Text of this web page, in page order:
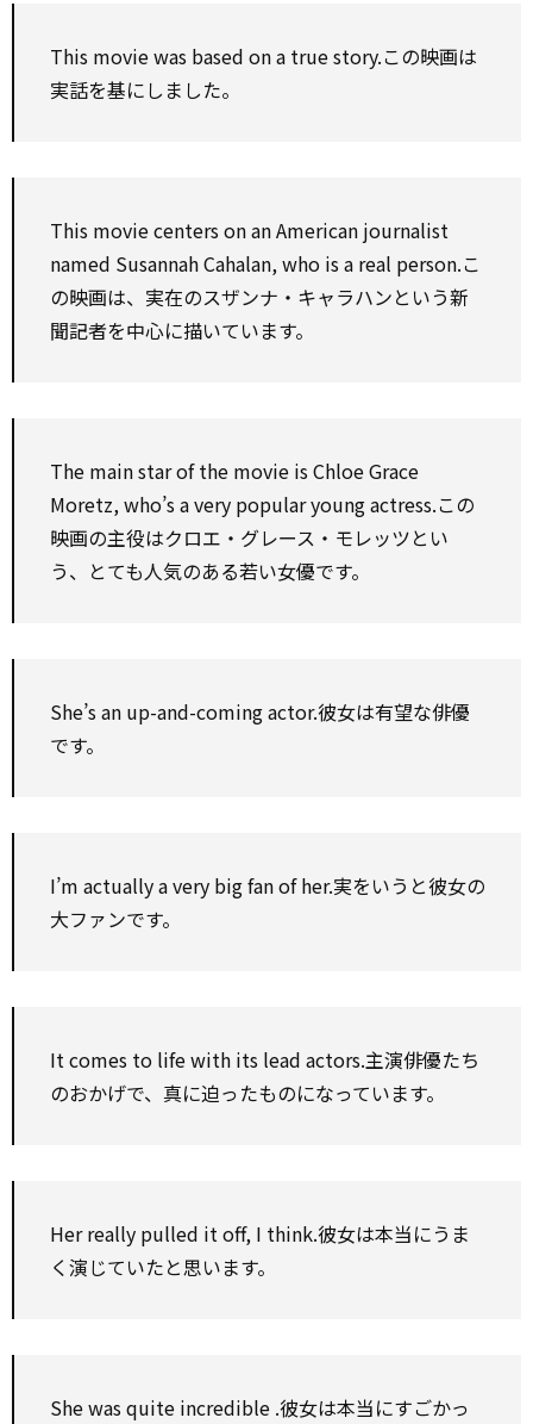
This movie was based ona true story.この映画は
実話を基にしました。
This movie centers onan American journalist
named Susannah Cahalan, who is a real person.こ
の映画は、実在のスザンナ・キャラハンという新
聞記者を中心に描いています。
The main star of the movie is Chloe Grace
Moretz, who’s a very popular young actress.この
映画の主役はクロエ・グレース・モレッツとい
う、とても人気のある若い女優です。
She’s an up-and-coming actor.彼女は有望な俳優
です。
I’m actuallya very big fan of her.実をいうと彼女の
大ファンです。
It comes to lifewith its lead actors.主演俳優たち
のおかげで、真に迫ったものになっています。
Her really pulled it off, I think.彼女は本当にうま
く演じていたと思います。
She was quite incredible .彼女は本当にすごかっ